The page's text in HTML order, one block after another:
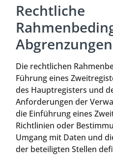
Rechtliche
Abgrenzungen
Die rechtlichen
Führung eines
des Hauptregisters und
Anforderungen der
die Einführung eines
Richtlinien oder
Umgang mit Daten und
der beteiligten Stellen